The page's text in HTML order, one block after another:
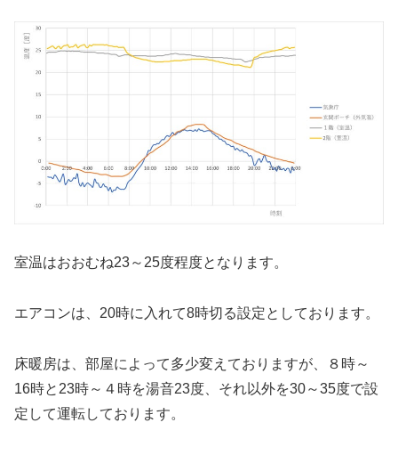
室温はおおむね23～25度程度となります。
エアコンは、20時に入れて8時切る設定としております。
床暖房は、部屋によって多少変えておりますが、８時～
16時と23時～４時を湯音23度、それ以外を30～35度で設
定して運転しております。